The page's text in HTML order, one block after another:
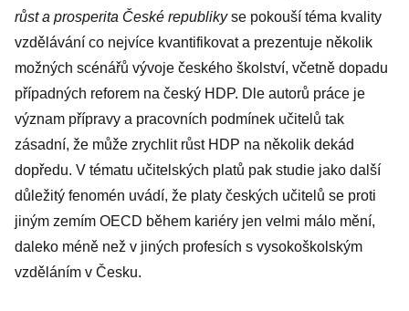
růst a prosperita České republikyse pokouší téma kvality
vzdělávání co nejvíce kvantifikovat a prezentuje několik
možných scénářů vývoje českého školství, včetně dopadu
případných reforem na český HDP. Dle autorů práce je
význam přípravy a pracovních podmínek učitelů tak
zásadní, že může zrychlit růst HDP na několik dekád
dopředu. V tématu učitelských platů pak studie jako další
důležitý fenomén uvádí, že platy českých učitelů se proti
jiným zemím OECD během kariéry jen velmi málo mění,
daleko méně než v jiných profesích s vysokoškolským
vzděláním v Česku.